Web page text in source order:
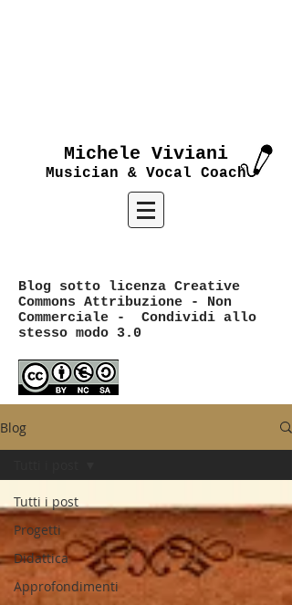
Michele Viviani
Musician & Vocal Coach
Blog sotto licenza Creative
Commons Attribuzione - Non
Commerciale - Condividi allo
stesso modo 3.0
Blog
Tutti i post
Progetti
Didattica
Approfondimenti